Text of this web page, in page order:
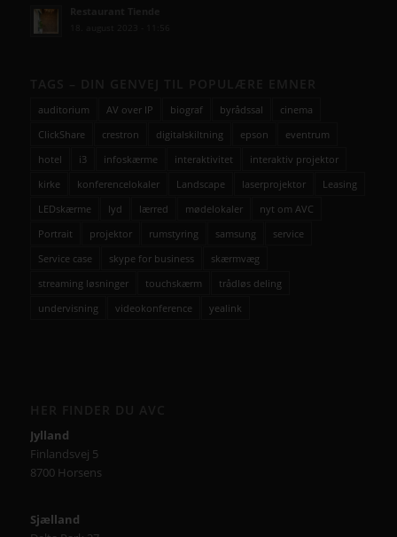
auditorium AV over IP biograf byrådssal
cinema
ClickShare
crestron digitalskiltning epson
eventrum
hotel
i3 infoskærme interaktivitet
interaktiv projektor
kirke
konferencelokaler Landscape laserprojektor
Leasing
LEDskærme
lyd lærred mødelokaler
nyt om AVC
Portrait
projektor rumstyring samsung
service
Service case
skype for business
skærmvæg
streaming løsninger
touchskærm
trådløs deling
undervisning
videokonference yealink
Jylland
Finlandsvej 5
8700 Horsens
Sjælland